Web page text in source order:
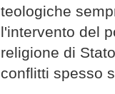
teologiche
l'intervento del
religione di
conflitti spesso